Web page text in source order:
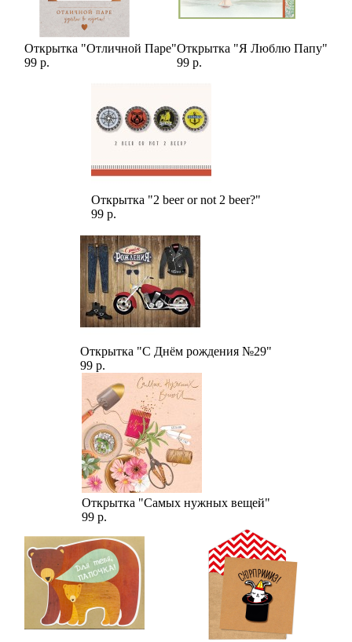
Открытка "Отличной Паре"
99 р.
Открытка "Я Люблю Папу"
99 р.
Открытка "2 beer or not 2 beer?"
99 р.
Открытка "С Днём рождения №29"
99 р.
Открытка "Самых нужных вещей"
99 р.